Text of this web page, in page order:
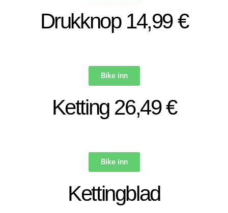
Drukknop 14,99 €
Bike inn
Ketting 26,49 €
Bike inn
Kettingblad